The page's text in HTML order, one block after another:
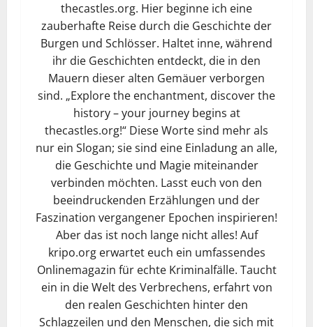
thecastles.org. Hier beginne ich eine
zauberhafte Reise durch die Geschichte der
Burgen und Schlösser. Haltet inne, während
ihr die Geschichten entdeckt, die in den
Mauern dieser alten Gemäuer verborgen
sind. „Explore the enchantment, discover the
history – your journey begins at
thecastles.org!“ Diese Worte sind mehr als
nur ein Slogan; sie sind eine Einladung an alle,
die Geschichte und Magie miteinander
verbinden möchten. Lasst euch von den
beeindruckenden Erzählungen und der
Faszination vergangener Epochen inspirieren!
Aber das ist noch lange nicht alles! Auf
kripo.org erwartet euch ein umfassendes
Onlinemagazin für echte Kriminalfälle. Taucht
ein in die Welt des Verbrechens, erfahrt von
den realen Geschichten hinter den
Schlagzeilen und den Menschen, die sich mit